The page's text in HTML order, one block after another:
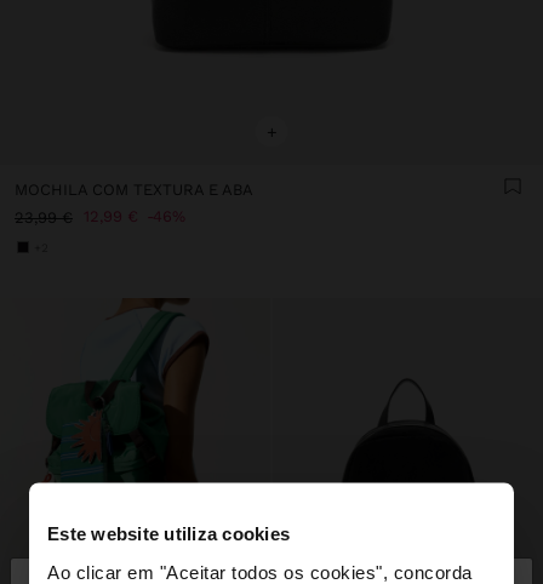
Este website utiliza cookies
Ao clicar em "Aceitar todos os cookies", concorda
+
MOCHILA COM TEXTURA E ABA
23,99 €
12,99 € 46%